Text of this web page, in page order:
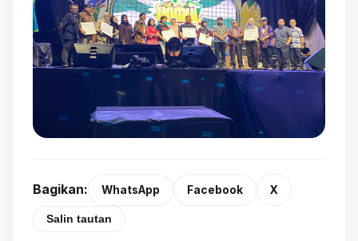
Bagikan: WhatsApp Facebook X
Salin tautan